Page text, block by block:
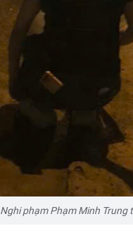
Nghi phạm Phạm Minh Trung